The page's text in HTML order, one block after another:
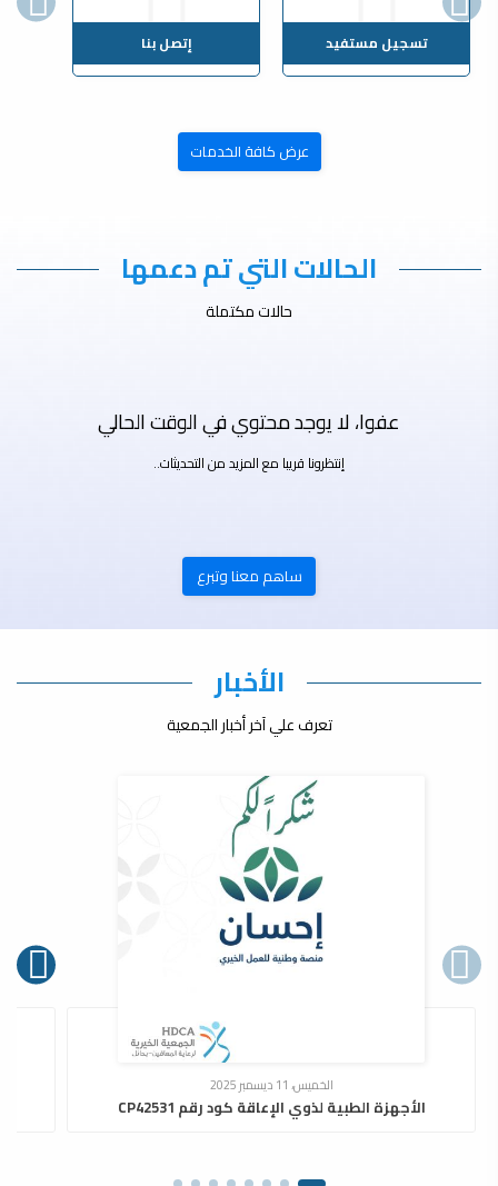
تسجيل مستفيد إتصل بنا
عرض كافة الخدمات
الحالات التي تم دعمها
حالات مكتملة
عفوا، لا يوجد محتوي في الوقت الحالي
إنتظرونا قريبا مع المزيد من التحديثات..
ساهم معنا وتبرع
الأخبار
تعرف علي آخر أخبار الجمعية
الخميس، 11 ديسمبر 2025
الأجهزة الطبية لذوي الإعاقة كود رقم CP42531